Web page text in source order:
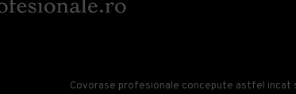
Covorase profesionale concepute astfel